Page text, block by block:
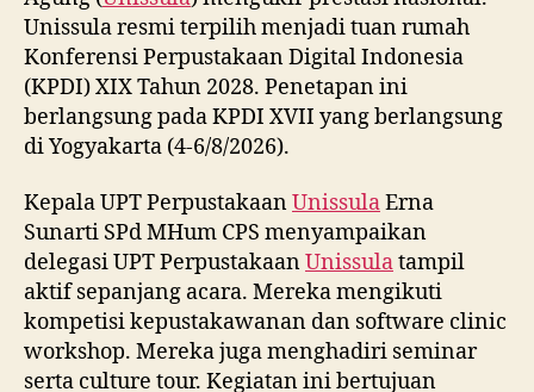
Unissula resmi terpilih menjadi tuan rumah
Konferensi Perpustakaan Digital Indonesia
(KPDI) XIX Tahun 2028. Penetapan ini
berlangsung pada KPDI XVII yang berlangsung
di Yogyakarta (4-6/8/2026).
Kepala UPT PerpustakaanUnissulaErna
Sunarti SPd MHum CPS menyampaikan
delegasi UPT PerpustakaanUnissulatampil
aktif sepanjang acara. Mereka mengikuti
kompetisi kepustakawanan dan software clinic
workshop. Mereka juga menghadiri seminar
serta culture tour. Kegiatan ini bertujuan